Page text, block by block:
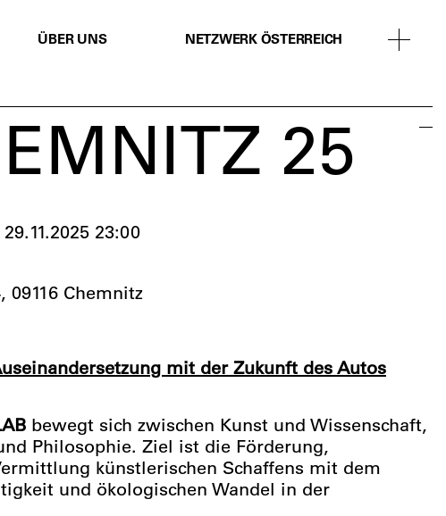
ÜBER UNS NETZWERK ÖSTERREICH
25
23:00
09116 Chemnitz
mit der Zukunft des Autos
bewegt sich zwischen Kunst und Wissenschaft,
Philosophie. Ziel ist die Förderung,
künstlerischen Schaffens mit dem
und ökologischen Wandel in der